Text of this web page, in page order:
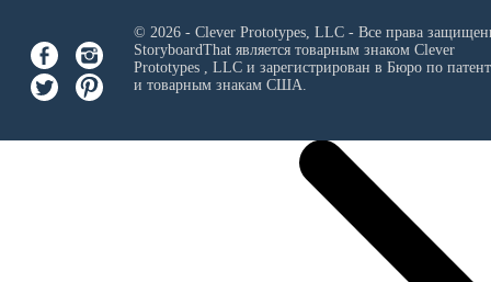
© 2026 - Clever Prototypes, LLC - Все права
StoryboardThat является товарным знаком Clever
Prototypes , LLCи зарегистрирован в Бюро по
и товарным знакам США.